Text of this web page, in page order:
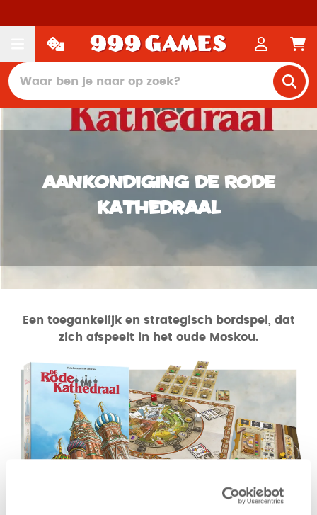
Aankondiging De Rode
Kathedraal
Een toegankelijk en strategisch bordspel, dat
zich afspeelt in het oude Moskou.